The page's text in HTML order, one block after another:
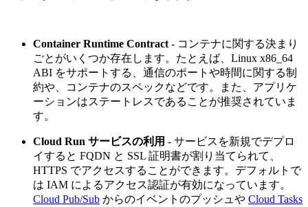
Container Runtime Contract- コンテナに関する決まり
ごとがいくつか存在します。たとえば、Linux x86_64
ABI をサポートする、通信のポートや時間に関する制
約や、コンテナのスペックなどです。また、アプリケ
ーションはステートレスであることが推奨されていま
す。
Cloud Run サービスの利用 - サービスを新規でデプロ
イすると FQDN と SSL 証明書が割り当てられて、
HTTPS でアクセスすることができます。デフォルトで
は IAM によるアクセス認証が有効になっています。
Cloud Pub/Sub からのイベントのプッシュや Cloud Tasks